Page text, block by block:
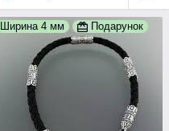
Ширина 4 мм Подарунок